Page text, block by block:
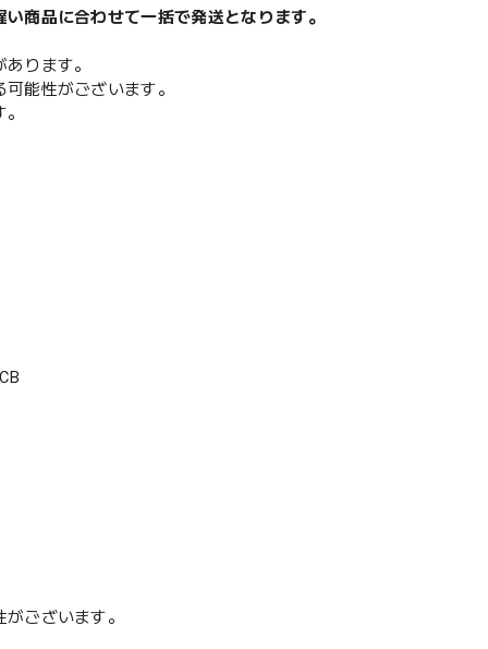
商品に合わせて一括で発送となります。
ります。
能性がございます。
ございます。